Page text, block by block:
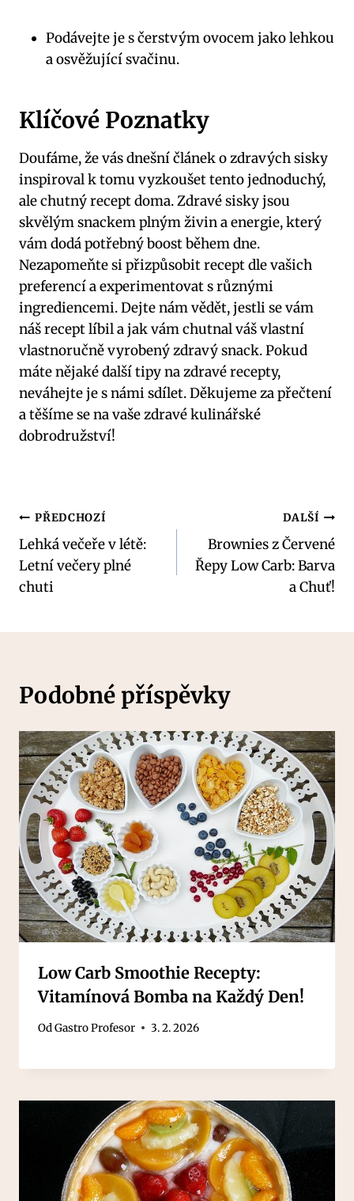
Podávejte je s čerstvým ovocem jako lehkou
a osvěžující svačinu.
Klíčové Poznatky
Doufáme, že vás dnešní článek o zdravých sisky
inspiroval k tomu vyzkoušet tento jednoduchý,
ale chutný recept doma. Zdravé sisky jsou
skvělým snackem plným živin a energie, který
vám dodá potřebný boost během dne.
Nezapomeňte si přizpůsobit recept dle vašich
preferencí a experimentovat s různými
ingrediencemi. Dejte nám vědět, jestli se vám
náš recept líbil a jak vám chutnal váš vlastní
vlastnoručně vyrobený zdravý snack. Pokud
máte nějaké další tipy na zdravé recepty,
neváhejte je s námi sdílet. Děkujeme za přečtení
a těšíme se na vaše zdravé kulinářské
dobrodružství!
Navigace
pro
příspěvek
PŘEDCHOZÍ
Lehká večeře v létě:
Letní večery plné
chuti
DALŠÍ
Brownies z Červené
Řepy Low Carb: Barva
a Chuť!
Podobné příspěvky
Low Carb Smoothie Recepty:
Vitamínová Bomba na Každý Den!
OdGastro Profesor 3. 2. 2026